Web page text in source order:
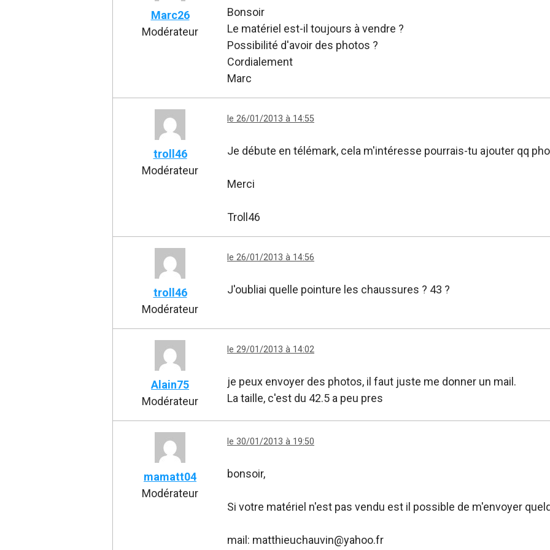
Marc26
Modérateur
Bonsoir
Le matériel est-il toujours à vendre ?
Possibilité d'avoir des photos ?
Cordialement
Marc
troll46
Modérateur
le 26/01/2013 à 14:55
Je débute en télémark, cela m'intéresse pourrais-tu ajouter qq
Merci
Troll46
troll46
Modérateur
le 26/01/2013 à 14:56
J'oubliai quelle pointure les chaussures ? 43 ?
Alain75
Modérateur
le 29/01/2013 à 14:02
je peux envoyer des photos, il faut juste me donner un mail.
La taille, c'est du 42.5 a peu pres
mamatt04
Modérateur
le 30/01/2013 à 19:50
bonsoir,
Si votre matériel n'est pas vendu est il possible de m'envoyer
mail: matthieuchauvin@yahoo.fr